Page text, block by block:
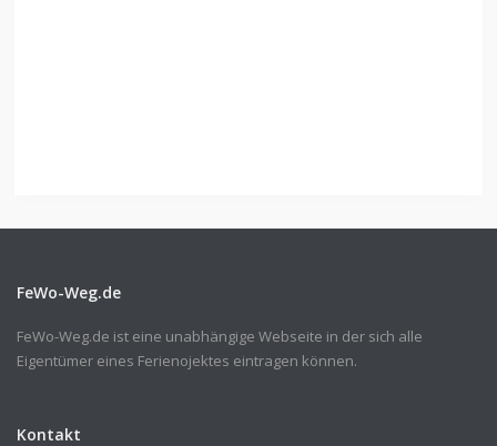
FeWo-Weg.de
FeWo-Weg.de ist eine unabhängige Webseite in der sich alle
Eigentümer eines Ferienojektes eintragen können.
Kontakt